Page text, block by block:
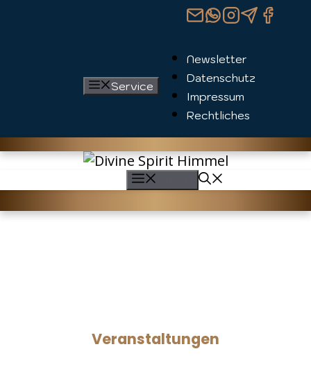
Service
Newsletter
Datenschutz
Impressum
Rechtliches
Veranstaltungen